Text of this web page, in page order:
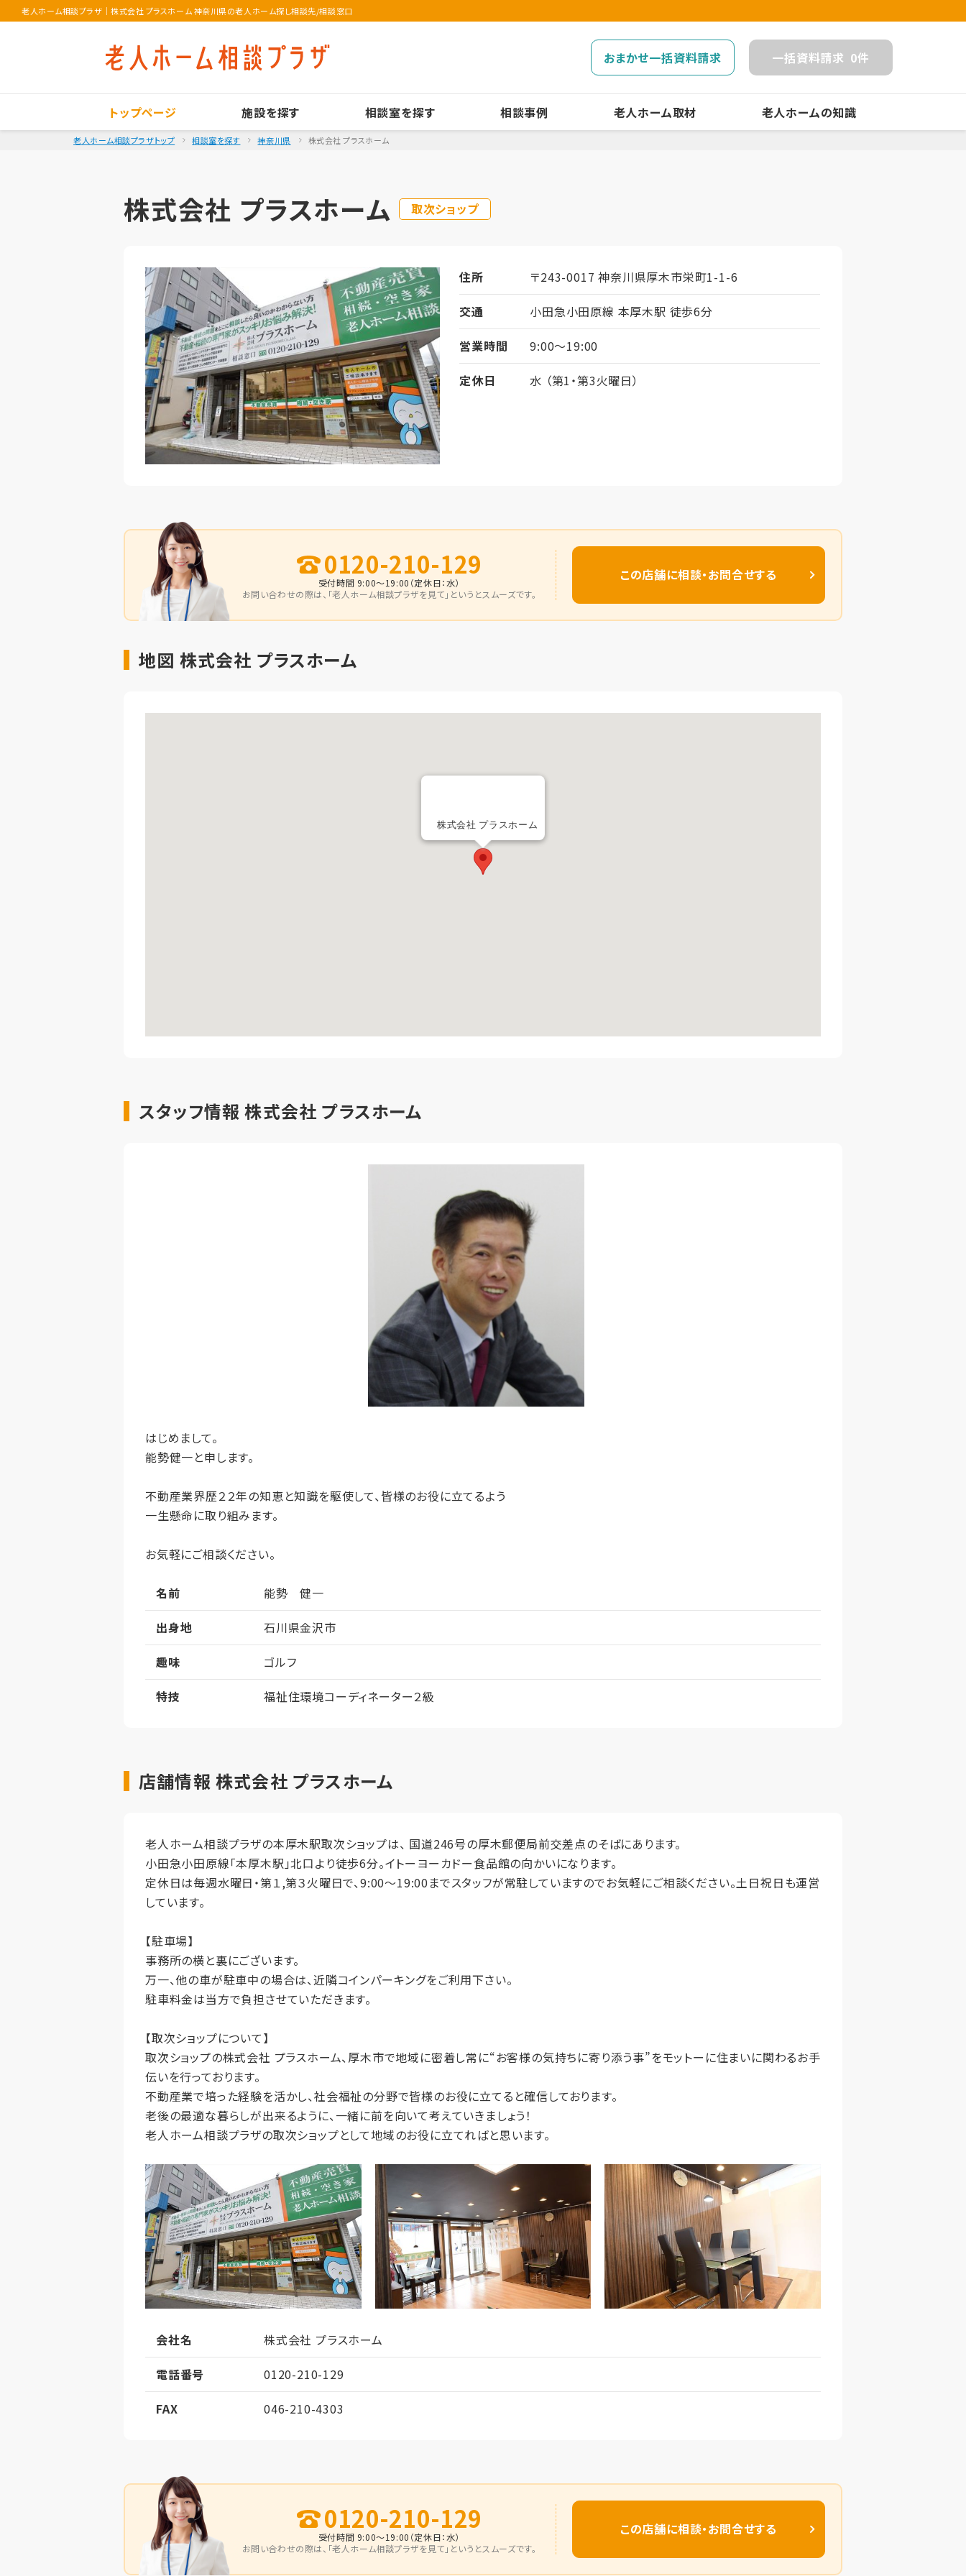
老人ホーム相談プラザ ｜株式会社 プラスホーム 神奈川県の老人ホーム探し相談先/相談窓口
おまかせ一括資料請求 一括資料請求 0件
トップページ 施設を探す 相談室を探す 相談事例 老人ホーム取材 老人ホームの知識
老人ホーム相談プラザトップ 相談室を探す 神奈川県 株式会社 プラスホーム
株式会社 プラスホーム 取次ショップ
住所
〒243-0017 神奈川県厚木市栄町1-1-6
交通
小田急小田原線 本厚木駅 徒歩6分
営業時間
9:00～19:00
定休日
水 （第1・第3火曜日）
0120-210-129
受付時間 9:00～19:00（定休日：水）
お問い合わせの際は、 「老人ホーム相談プラザを見て」 というとスムーズです。
この店舗に相談・お問合せする
地図 株式会社 プラスホーム
株式会社 プラスホーム
スタッフ情報 株式会社 プラスホーム
はじめまして。
能勢健一と申します。
不動産業界歴２２年の知恵と知識を駆使して、皆様のお役に立てるよう
一生懸命に取り組みます。
お気軽にご相談ください。
名前
能勢 健一
出身地
石川県金沢市
趣味
ゴルフ
特技
福祉住環境コーディネーター２級
店舗情報 株式会社 プラスホーム
老人ホーム相談プラザの本厚木駅取次ショップは、 国道246号の厚木郵便局前交差点のそばにあります。
小田急小田原線「本厚木駅」北口より徒歩6分。イトーヨーカドー食品館の向かいになります。
定休日は毎週水曜日・第１,第３火曜日で、9:00〜19:00までスタッフが常駐していますのでお気軽にご相談ください。土日祝日も運営
しています。
【駐車場】
事務所の横と裏にございます。
万一、他の車が駐車中の場合は、近隣コインパーキングをご利用下さい。
駐車料金は当方で負担させていただきます。
【取次ショップについて】
取次ショップの株式会社 プラスホーム、厚木市で地域に密着し常に“お客様の気持ちに寄り添う事”をモットーに住まいに関わるお手
伝いを行っております。
不動産業で培った経験を活かし、社会福祉の分野で皆様のお役に立てると確信しております。
老後の最適な暮らしが出来るように、一緒に前を向いて考えていきましょう！
老人ホーム相談プラザの取次ショップとして地域のお役に立てればと思います。
会社名
株式会社 プラスホーム
電話番号
0120-210-129
FAX
046-210-4303
0120-210-129
受付時間 9:00～19:00（定休日：水）
お問い合わせの際は、 「老人ホーム相談プラザを見て」 というとスムーズです。
この店舗に相談・お問合せする